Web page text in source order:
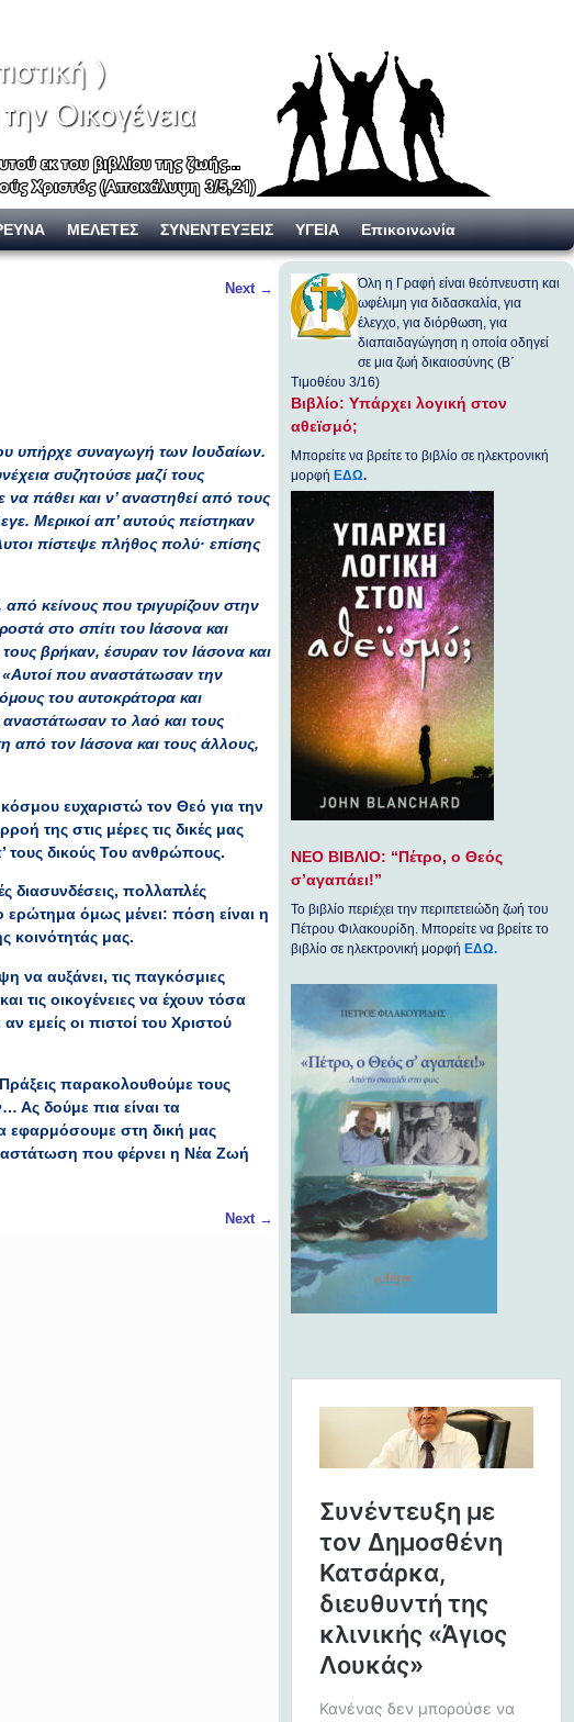
ΜΕΛΕΤΕΣ ΣΥΝΕΝΤΕΥΞΕΙΣ ΥΓΕΙΑ Επικοινωνία
Next →
υπήρχε συναγωγή των Ιουδαίων.
συζητούσε μαζί τους
πάθει και ν’ αναστηθεί από τους
Μερικοί απ’ αυτούς πείστηκαν
πίστεψε πλήθος πολύ· επίσης
κείνους που τριγυρίζουν στην
στο σπίτι του Ιάσονα και
βρήκαν, έσυραν τον Ιάσονα και
«Αυτοί που αναστάτωσαν την
του αυτοκράτορα και
αναστάτωσαν το λαό και τους
από τον Ιάσονα και τους άλλους,
ευχαριστώ τον Θεό για την
της στις μέρες τις δικές μας
τους δικούς Του ανθρώπους.
διασυνδέσεις, πολλαπλές
όμως μένει: πόση είναι η
κοινότητάς μας.
να αυξάνει, τις παγκόσμιες
τις οικογένειες να έχουν τόσα
εμείς οι πιστοί του Χριστού
παρακολουθούμε τους
Ας δούμε πια είναι τα
εφαρμόσουμε στη δική μας
που φέρνει η Νέα Ζωή
Next →
Όλη η Γραφή είναι θεόπνευστη και
ωφέλιμη για διδασκαλία, για
έλεγχο, για διόρθωση, για
διαπαιδαγώγηση η οποία οδηγεί
σε μια ζωή δικαιοσύνης (Β΄
Τιμοθέου 3/16)
Βιβλίο: Υπάρχει λογική στον
αθεϊσμό;
Μπορείτε να βρείτε το βιβλίο σε ηλεκτρονική
μορφή ΕΔΩ.
ΝΕΟ ΒΙΒΛΙΟ: “Πέτρο, ο Θεός
σ’αγαπάει!”
Το βιβλίο περιέχει την περιπετειώδη ζωή του
Πέτρου Φιλακουρίδη. Μπορείτε να βρείτε το
βιβλίο σε ηλεκτρονική μορφήΕΔΩ.